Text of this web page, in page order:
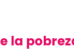
la